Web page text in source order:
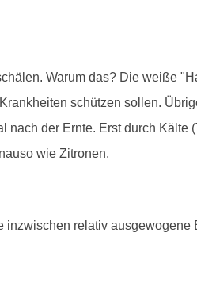
Warum das? Die weiße
schützen sollen.
der Ernte. Erst durch Kälte
wie Zitronen.
relativ